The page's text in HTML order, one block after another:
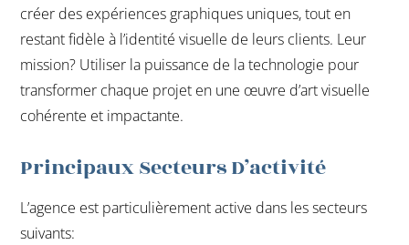
créer des expériences graphiques uniques, tout en
restant fidèle à l’identité visuelle de leurs clients. Leur
mission? Utiliser la puissance de la technologie pour
transformer chaque projet en une œuvre d’art visuelle
cohérente et impactante.
Principaux Secteurs D’activité
L’agence est particulièrement active dans les secteurs
suivants: